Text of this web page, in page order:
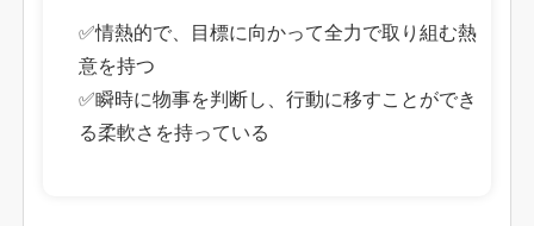
✅情熱的で、目標に向かって全力で取り組む熱
意を持つ
✅瞬時に物事を判断し、行動に移すことができ
る柔軟さを持っている